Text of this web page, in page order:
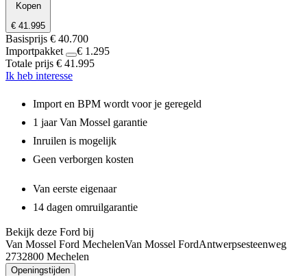
Kopen
€ 41.995
Basisprijs € 40.700
Importpakket
€ 1.295
Totale prijs € 41.995
Ik heb interesse
Import en BPM wordt voor je geregeld
1 jaar Van Mossel garantie
Inruilen is mogelijk
Geen verborgen kosten
Van eerste eigenaar
14 dagen omruilgarantie
Bekijk deze Ford bij
Van Mossel Ford MechelenVan Mossel FordAntwerpsesteenweg
2732800 Mechelen
Openingstijden